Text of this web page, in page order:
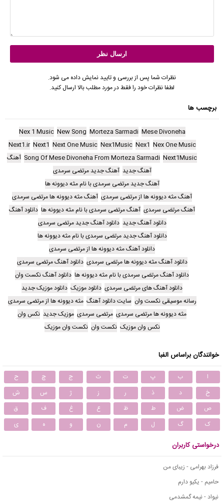
نظرات شما پس از بررسی و تایید نمایش داده می شود.
لطفا نظرات خود را فقط در مورد مطلب بالا ارسال کنید.
برچسب ها
Mese Divoneha
Morteza Sarmadi
New Song
Nex 1 Music
Nex One Music
Nex1
Nex1Music
Next One Music
Next1
Next1.ir
Next1Music
Song Of Mese Divoneha From Morteza Sarmadi آهنگ
آهنگ جدید آهنگ جدید مرتضی سرمدی
آهنگ جدید مرتضی سرمدی با نام مثه دیوونه ها
آهنگ مثه دیوونه ها از مرتضی سرمدی آهنگ مثه دیوونه ها مرتضی سرمدی
آهنگ مرتضی سرمدی آهنگ مرتضی سرمدی با نام مثه دیوونه ها دانلود آهنگ
دانلود آهنگ جدید دانلود آهنگ جدید مرتضی سرمدی
دانلود آهنگ جدید مرتضی سرمدی با نام مثه دیوونه ها
دانلود آهنگ مثه دیوونه ها از مرتضی سرمدی
دانلود آهنگ مثه دیوونه ها مرتضی سرمدی دانلود آهنگ مرتضی سرمدی
دانلود آهنگ مرتضی سرمدی با نام مثه دیوونه ها دانلود آهنگ نکست وان
دانلود آهنگ های مرتضی سرمدی دانلود موزیک دانلود موزیک جدید
رسانه موسیقی نکست وان سایت دانلود آهنگ مثه دیوونه ها از مرتضی سرمدی
مثه دیوونه ها مرتضی سرمدی مرتضی سرمدی موزیک جدید نکس وان
نکس وان موزیک نکست وان نکست وان موزیک
خوانندگان براساس الفبا
ا ب پ ت ث ج چ
ح
خ
د ذ ر ز ژ س
ش
ص
ض ط ظ ع غ ف
ق
ک
گ ل م ن و ه ی
درخواستی کاربران
فرزاد بهرامی - زیبای من
حامیم - یکیو دارم
نیواد - نیمه گمشدمی